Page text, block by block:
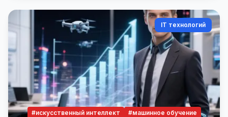
IT технологий
#искусственный интеллект
#машинное обучение